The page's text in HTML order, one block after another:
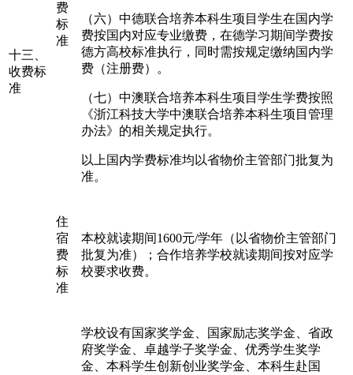
十三、
收费标
准
费
标
准
（六）中德联合培养本科生项目学生在国内学
费按国内对应专业缴费，在德学习期间学费按
德方高校标准执行，同时需按规定缴纳国内学
费（注册费）。
（七）中澳联合培养本科生项目学生学费按照
《浙江科技大学中澳联合培养本科生项目管理
办法》的相关规定执行。
以上国内学费标准均以省物价主管部门批复为
准。
住
宿
费
标
准
本校就读期间1600元/学年（以省物价主管部门
批复为准）；合作培养学校就读期间按对应学
校要求收费。
学校设有国家奖学金、国家励志奖学金、省政
府奖学金、卓越学子奖学金、优秀学生奖学
金、本科学生创新创业奖学金、本科生赴国